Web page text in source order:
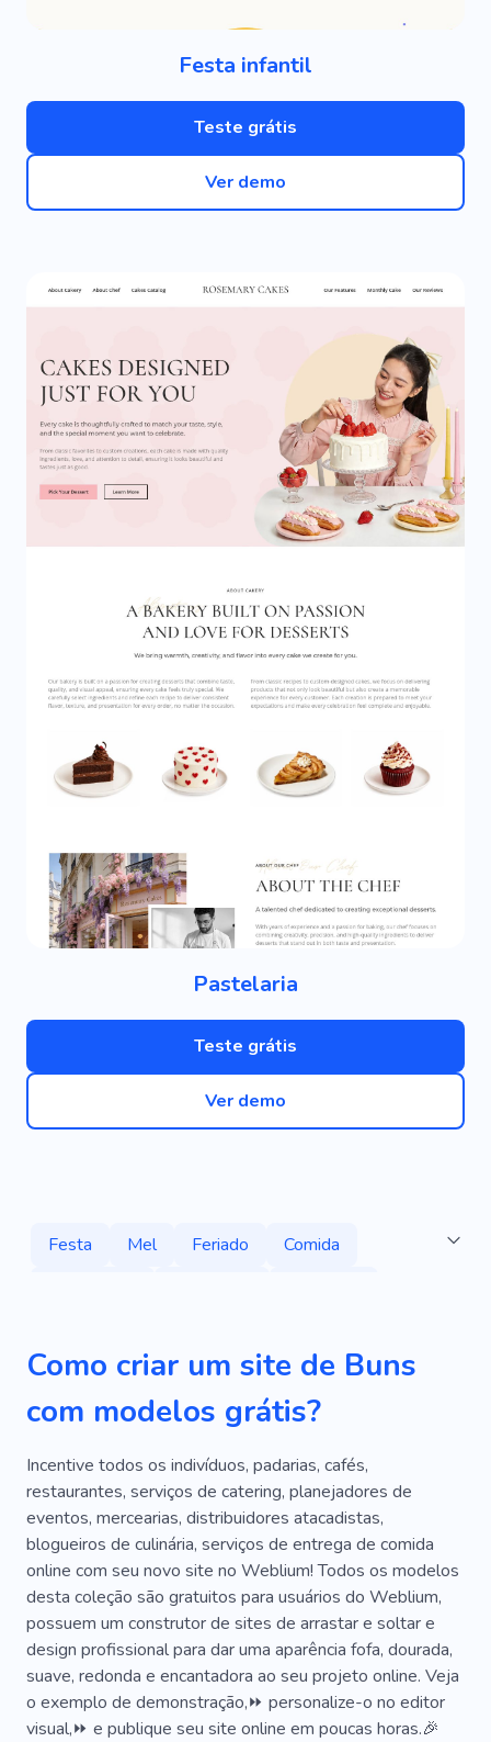
Festa infantil
Teste grátis
Ver demo
Pastelaria
Teste grátis
Ver demo
Festa Mel Feriado
Comida
Noz
Farinha Cozimento
Biscoitos
Pão
Bolo Café Arte
Baga
Carboidratos
Bolo De Queijo
Culinária
Entradas Leite
Smoothie
Trigo
Sabor Açúcar
Padaria
Sobremesas
Café
Conjunto De Cozinha
Noz
Doçura Coberturas
Aniversário
Doce
Como criar um site de Buns
com modelos grátis?
Incentive todos os indivíduos, padarias, cafés,
restaurantes, serviços de catering, planejadores de
eventos, mercearias, distribuidores atacadistas,
blogueiros de culinária, serviços de entrega de comida
online com seu novo site no Weblium! Todos os modelos
desta coleção são gratuitos para usuários do Weblium,
possuem um construtor de sites de arrastar e soltar e
design profissional para dar uma aparência fofa, dourada,
suave, redonda e encantadora ao seu projeto online. Veja
o exemplo de demonstração,⏩ personalize-o no editor
visual,⏩ e publique seu site online em poucas horas.🎉